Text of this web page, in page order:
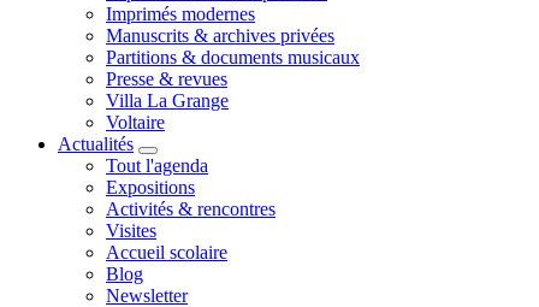
Imprimés modernes
Manuscrits & archives privées
Partitions & documents musicaux
Presse & revues
Villa La Grange
Voltaire
Actualités
Tout l'agenda
Expositions
Activités & rencontres
Visites
Accueil scolaire
Blog
Newsletter